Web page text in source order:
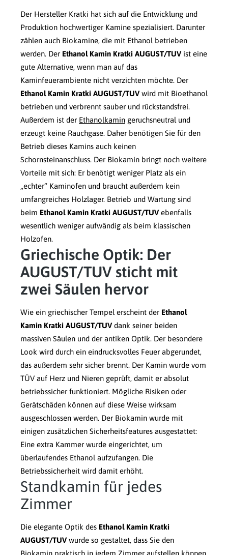
Der Hersteller Kratki hat sich auf die Entwicklung und
Produktion hochwertiger Kamine spezialisiert. Darunter
zählen auch Biokamine, die mit Ethanol betrieben
werden. Der Ethanol Kamin Kratki AUGUST/TUV ist eine
gute Alternative, wenn man auf das
Kaminfeuerambiente nicht verzichten möchte. Der
Ethanol Kamin Kratki AUGUST/TUV wird mit Bioethanol
betrieben und verbrennt sauber und rückstandsfrei.
Außerdem ist der Ethanolkamin geruchsneutral und
erzeugt keine Rauchgase. Daher benötigen Sie für den
Betrieb dieses Kamins auch keinen
Schornsteinanschluss. Der Biokamin bringt noch weitere
Vorteile mit sich: Er benötigt weniger Platz als ein
„echter“ Kaminofen und braucht außerdem kein
umfangreiches Holzlager. Betrieb und Wartung sind
beim Ethanol Kamin Kratki AUGUST/TUV ebenfalls
wesentlich weniger aufwändig als beim klassischen
Holzofen.
Griechische Optik: Der
AUGUST/TUV sticht mit
zwei Säulen hervor
Wie ein griechischer Tempel erscheint der Ethanol
Kamin Kratki AUGUST/TUV dank seiner beiden
massiven Säulen und der antiken Optik. Der besondere
Look wird durch ein eindrucksvolles Feuer abgerundet,
das außerdem sehr sicher brennt. Der Kamin wurde vom
TÜV auf Herz und Nieren geprüft, damit er absolut
betriebssicher funktioniert. Mögliche Risiken oder
Gerätschäden können auf diese Weise wirksam
ausgeschlossen werden. Der Biokamin wurde mit
einigen zusätzlichen Sicherheitsfeatures ausgestattet:
Eine extra Kammer wurde eingerichtet, um
überlaufendes Ethanol aufzufangen. Die
Betriebssicherheit wird damit erhöht.
Standkamin für jedes
Zimmer
Die elegante Optik des Ethanol Kamin Kratki
AUGUST/TUV wurde so gestaltet, dass Sie den
Biokamin praktisch in jedem Zimmer aufstellen können.